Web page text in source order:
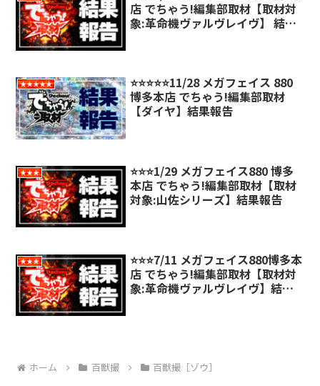
店 でちゃう!編集部取材【取材対
象:革命機ヴァルヴレイヴ】 結果
★★★★★
⭐️⭐️⭐️⭐️⭐️11/28 メガフェイス 880
博多本店 でちゃう!編集部取材
【ダイヤ】結果報告
★★★
⭐️⭐️⭐️1/29 メガフェイス880 博多
本店 でちゃう!編集部取材【取材
対象:山佐シリーズ】結果報告
★★★
⭐️⭐️⭐️7/11 メガフェイス880博多本
店 でちゃう!編集部取材【取材対
象:革命機ヴァルヴレイヴ】結果
ホーム 百獣撮 百獣撮［ゾウ］